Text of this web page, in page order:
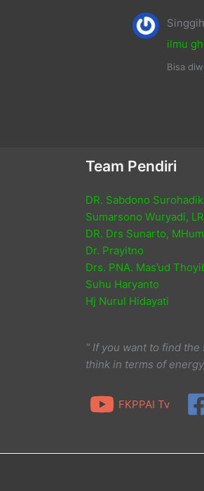
ilmu
Bisa
Team Pendiri
DR. Sabdono
Sumarsono Wuryadi,
DR. Drs Sunarto, MHum
Dr. Prayitno
Drs. PNA. Mas’ud
Suhu Haryanto
Hj Nurul Hidayati
“ If you want to find
think in terms of
FKPPAI Tv